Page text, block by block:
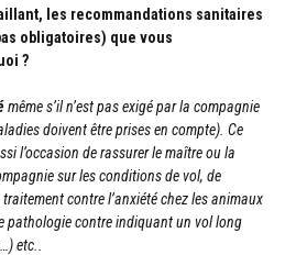
les recommandations sanitaires
obligatoires) que vous
?
même s’il n’est pas exigé par la compagnie
doivent être prises en compte). Ce
l’occasion de rassurer le maître ou la
sur les conditions de vol, de
contre l’anxiété chez les animaux
pathologie contre indiquant un vol long
etc..